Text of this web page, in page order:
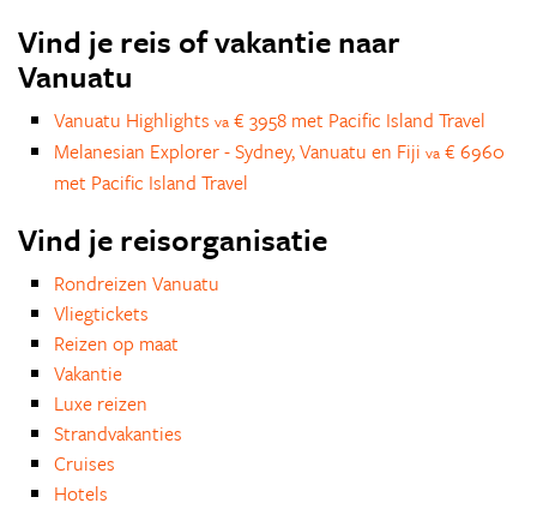
Vind je reis of vakantie naar
Vanuatu
Vanuatu Highlights va € 3958 met Pacific Island Travel
Melanesian Explorer - Sydney, Vanuatu en Fiji va € 6960
met Pacific Island Travel
Vind je reisorganisatie
Rondreizen Vanuatu
Vliegtickets
Reizen op maat
Vakantie
Luxe reizen
Strandvakanties
Cruises
Hotels